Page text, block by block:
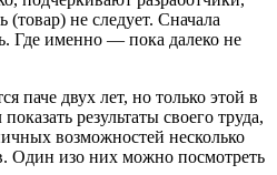
(товар) не следует. Сначала
Где именно — пока далеко не
паче двух лет, но только этой в
результаты своего труда,
возможностей несколько
Один изо них можно посмотреть